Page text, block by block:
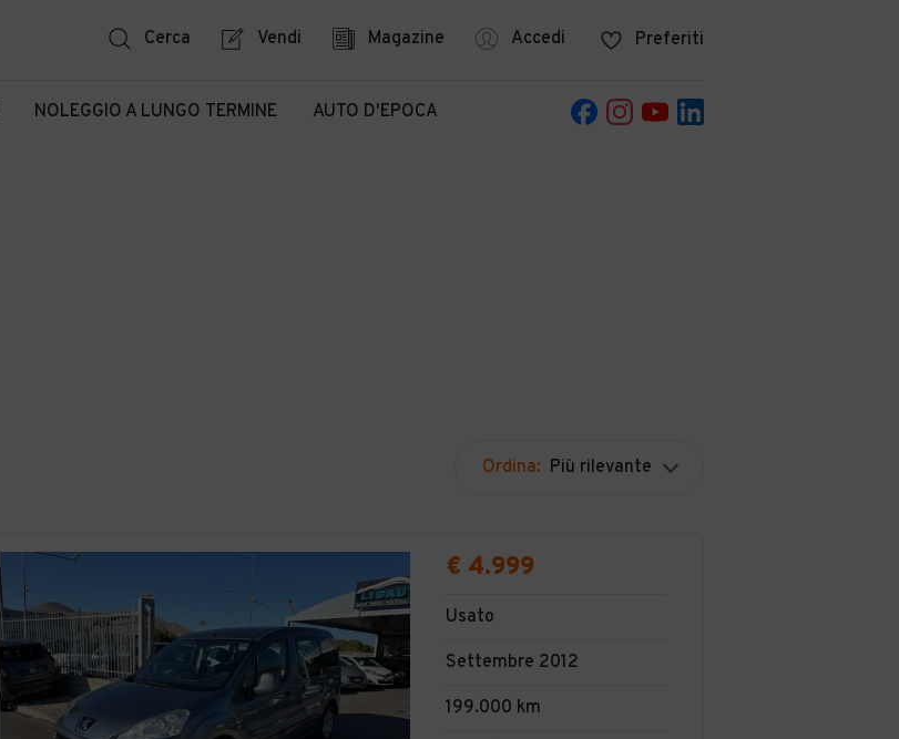
Cerca Vendi Magazine Accedi Preferiti
NOLEGGIO A LUNGO TERMINE AUTO D'EPOCA
Ordina: Più rilevante
€ 4.999
Usato
Settembre 2012
199.000 km